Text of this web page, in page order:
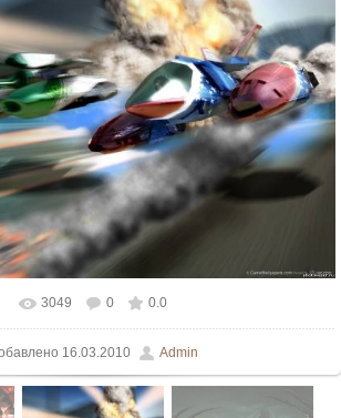
размере 1500x1125
3049 0 0.0
16.03.2010 Admin